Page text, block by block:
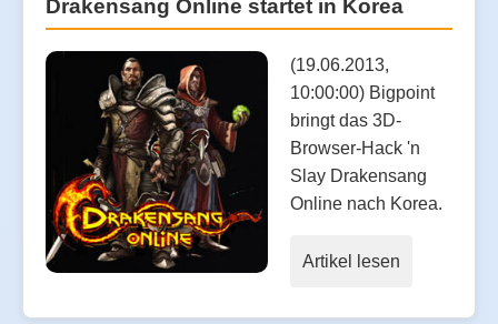
Drakensang Online startet in Korea
(19.06.2013,
10:00:00) Bigpoint
bringt das 3D-
Browser-Hack 'n
Slay Drakensang
Online nach Korea.
Artikel lesen